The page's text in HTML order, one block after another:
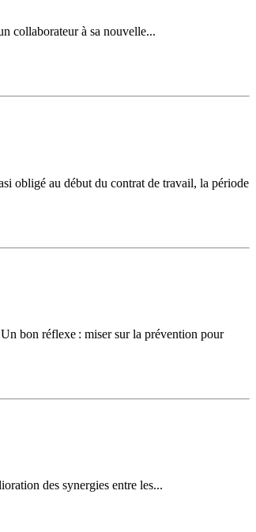
collaborateur à sa nouvelle...
obligé au début du contrat de travail, la période
bon réflexe : miser sur la prévention pour
des synergies entre les...